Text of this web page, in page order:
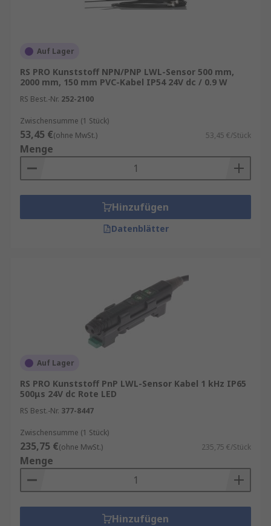
Auf Lager
RS PRO Kunststoff NPN/PNP LWL-Sensor 500 mm,
2000 mm, 150 mm PVC-Kabel IP54 24V dc / 0.9 W
RS Best.-Nr. 252-2100
Zwischensumme (1 Stück)
53,45 €(ohne MwSt.) 53,45 €/Stück
Menge
Hinzufügen
Datenblätter
Auf Lager
RS PRO Kunststoff PnP LWL-Sensor Kabel 1 kHz IP65
500μs 24V dc Rote LED
RS Best.-Nr. 377-8447
Zwischensumme (1 Stück)
235,75 €(ohne MwSt.) 235,75 €/Stück
Menge
Hinzufügen